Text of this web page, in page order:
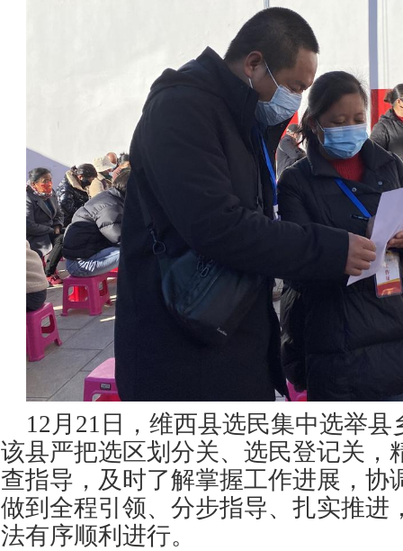
12月21日，维西县选民集中选举
该县严把选区划分关、选民登记关，
查指导，及时了解掌握工作进展，协
做到全程引领、分步指导、扎实推进
法有序顺利进行。